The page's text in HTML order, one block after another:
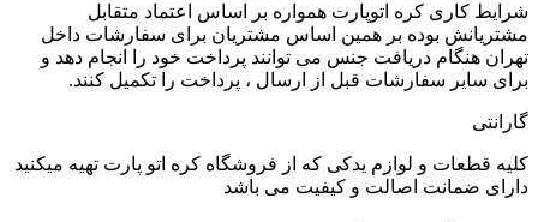
شرایط کاری کره اتوپارت همواره بر اساس اعتماد متقابل
مشتریانش بوده بر همین اساس مشتریان برای سفارشات داخل
تهران هنگام دریافت جنس می توانند پرداخت خود را انجام دهد و
برای سایر سفارشات قبل از ارسال ، پرداخت را تکمیل کنند.
گارانتی
کلیه قطعات و لوازم یدکی که از فروشگاه کره اتو پارت تهیه میکنید
دارای ضمانت اصالت و کیفیت می باشد